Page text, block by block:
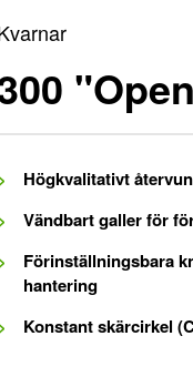
Högkvalitativt
Vändbart galler för
Förinställningsbara
hantering
Konstant skärcirkel